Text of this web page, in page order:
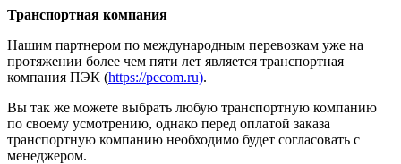
Транспортная компания
Нашим партнером по международным перевозкам уже на
протяжении более чем пяти лет является транспортная
компания ПЭК (https://pecom.ru).
Вы так же можете выбрать любую транспортную компанию
по своему усмотрению, однако перед оплатой заказа
транспортную компанию необходимо будет согласовать с
менеджером.